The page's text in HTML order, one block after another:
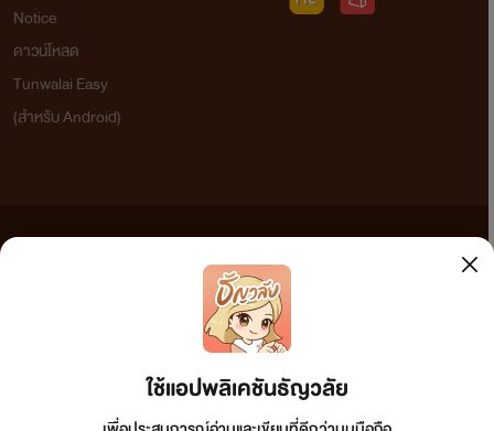
ใช้แอปพลิเคชันธัญวลัย
Notice
ดาวน์โหลด
Tunwalai Easy
(สำหรับ Android)
เว็บไซต์แห่งนี้ไม่ได้เห็นด้วยและไม่ขอรับผิดชอบต่อข้อความใดๆ ทั้งสิ้น ดังนั้นผู้อ่านทุกท่านโปรดใช้
วิจารณญาณในการกลั่นกรองด้วยตนเอง และหากท่านพบข้อความใดๆ ที่ขัดต่อกฎหมายและศีลธรรม
กรุณาแจ้งมาที่ tunwalai@ookbee.com เพื่อทีมงานจะได้ดำเนินการในทันที ทั้งนี้ ทางเว็บไซต์ขอสงวน
ลิขสิทธิ์ตามพระราชบัญญัติลิขสิทธิ์ (ฉบับเพิ่มเติม) พ.ศ.2558